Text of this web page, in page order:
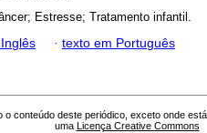
Estresse; Tratamento infantil.
· texto em Português
o conteúdo deste periódico, exceto onde
uma Licença Creative Commons